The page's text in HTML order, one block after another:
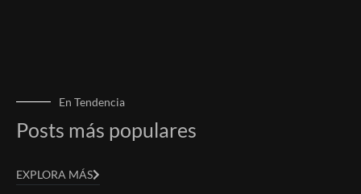
En Tendencia
Posts más populares
EXPLORA MÁS